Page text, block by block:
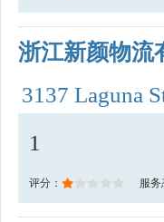
浙江新颜物流
3137 Laguna
1
评分： 服务